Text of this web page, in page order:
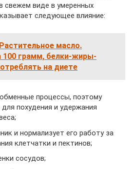
свежем виде в умеренных
следующее влияние:
Растительное масло.
100 грамм, белки-жиры-
на диете
процессы, поэтому
для похудения и удержания
и нормализует его работу за
клетчатки и пектинов;
сосудов;